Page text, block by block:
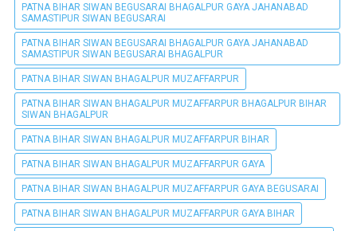
PATNA BIHAR SIWAN BEGUSARAI BHAGALPUR GAYA JAHANABAD
SAMASTIPUR SIWAN BEGUSARAI
PATNA BIHAR SIWAN BEGUSARAI BHAGALPUR GAYA JAHANABAD
SAMASTIPUR SIWAN BEGUSARAI BHAGALPUR
PATNA BIHAR SIWAN BHAGALPUR MUZAFFARPUR
PATNA BIHAR SIWAN BHAGALPUR MUZAFFARPUR BHAGALPUR BIHAR
SIWAN BHAGALPUR
PATNA BIHAR SIWAN BHAGALPUR MUZAFFARPUR BIHAR
PATNA BIHAR SIWAN BHAGALPUR MUZAFFARPUR GAYA
PATNA BIHAR SIWAN BHAGALPUR MUZAFFARPUR GAYA BEGUSARAI
PATNA BIHAR SIWAN BHAGALPUR MUZAFFARPUR GAYA BIHAR